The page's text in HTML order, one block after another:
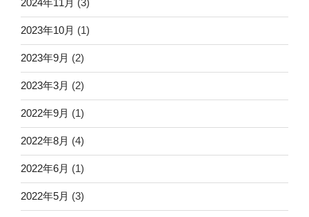
2024年11月 (3)
2023年10月 (1)
2023年9月 (2)
2023年3月 (2)
2022年9月 (1)
2022年8月 (4)
2022年6月 (1)
2022年5月 (3)